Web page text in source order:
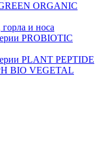
ORGANIC
и носа
PROBIOTIC
PLANT PEPTIDE
BIO VEGETAL